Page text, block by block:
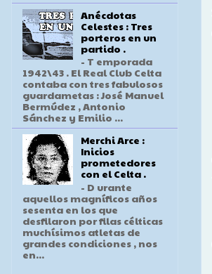
Anécdotas
Celestes : Tres
porteros en un
partido .
- T emporada
1942\43 . El Real Club Celta
contaba con tres fabulosos
guardametas : José Manuel
Bermúdez , Antonio
Sánchez y Emilio ...
Merchi Arce :
Inicios
prometedores
con el Celta .
- D urante
aquellos magníficos años
sesenta en los que
desfilaron por filas célticas
muchísimos atletas de
grandes condiciones , nos
en...